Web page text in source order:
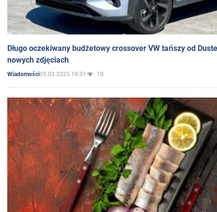
Długo oczekiwany budżetowy crossover VW tańszy od
nowych zdjęciach
Wiadomości05.03.2025 19:31 10